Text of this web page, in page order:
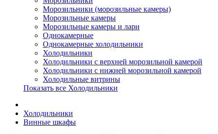
Морозильники (морозильные камеры)
Морозильные камеры
Морозильные камеры и лари
Однокамерные
Однокамерные холодильники
Холодильники
Холодильники с верхней морозильной камерой
Холодильники с нижней морозильной камерой
Холодильные витрины
Показать все Холодильники
Холодильники
Винные шкафы